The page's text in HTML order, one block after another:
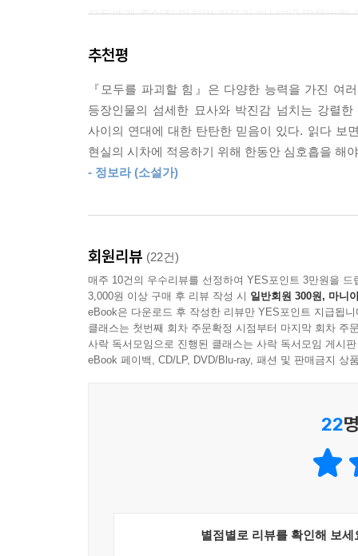
모두에게 주어진 마지막 카드가 아닐까? 망해버린
“그래도 괜찮아. 진정한 혁명을 이끄는 감정은 사
패배를 연료 삼아 피워낸 모두를 파괴할 힘
추락하는 우주선에서 눈을 뜬 텔레파스 화경은
밖에서는 어디서 날아오는지 모를 무차별 폭격
폭격에서 살아남은 생존자들은 우주선을 안
얼굴을 만나 함께했던 날을 떠올린다. 화경은
차별과 혐오, 그럼에도 꺾이지 않는 희망을 이야
씨앗을 흩뿌렸다. 그 씨앗은 세상을 뒤흔드는 혀
“믿자. 모두의 힘을 믿자. 함께 서로를 지키자.”
다르다는 이유로 내몰린 세상의 밑바닥
작가 이경희는 그간 발표한 소설에서 소수자
출발선에서 두어 발자국을 물러서게 되더라도,
목소리는 결국 세상을 움직이는 힘이 되고 질서
날을 낱낱이 비춘다. 같은 마음을 가지고 함께
추천평
『모두를 파괴할 힘』은 다양한 능력을 가진 여
등장인물의 섬세한 묘사와 박진감 넘치는 강렬
사이의 연대에 대한 탄탄한 믿음이 있다. 읽다 보
현실의 시차에 적응하기 위해 한동안 심호흡을 해
- 정보라 (소설가)
회원리뷰 (22건)
매주 10건의 우수리뷰를 선정하여 YES포인트 3만원을 드
3,000원 이상 구매 후 리뷰 작성 시 일반회원 300원, 마니
eBook은 다운로드 후 작성한 리뷰만 YES포인트 지급됩니
클래스는 첫번째 회차 주문확정 시점부터 마지막 회차 주
사락 독서모임으로 진행된 클래스는 사락 독서모임 게시
eBook 페이백, CD/LP, DVD/Blu-ray, 패션 및 판매금지 상
22
별점별로 리뷰를 확인해 보세